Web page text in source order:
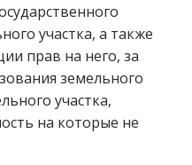
участка, а также
прав на него, за
земельного
участка,
на которые не